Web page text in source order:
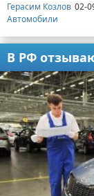
Герасим Козлов 02-
Автомобили
В РФ